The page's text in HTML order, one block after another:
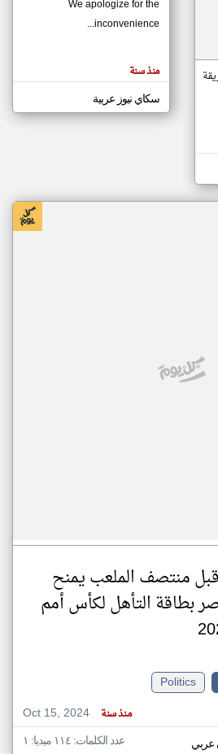
مصادر الأخبار من موريتانيا
اخبار موريتانيا على مدار الساعة
أهم اخبار موريتانيا العاجلة والمباشرة
We apologize for the
inconvenience...
منذ سنة
سكاي نيوز عربية
منتصف الملعب يمنح
بطاقة التأهل لكأس أمم
Politics
Oct 15, 2024
منذ سنة
عربي عدد الكلمات: ١١٤ ميديا: ١
klyoum.com